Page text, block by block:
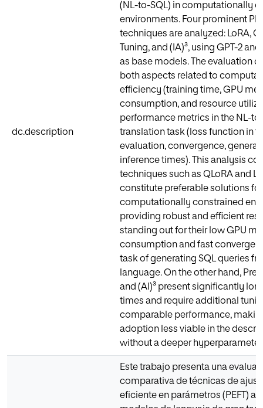
dc.description
(NL-to-SQL) in computationally
environments. Four prominent
techniques are analyzed: LoRA,
Tuning, and (IA)³, using GPT-2
as base models. The evaluation
both aspects related to
efficiency (training time, GPU
consumption, and resource
performance metrics in the NL-
translation task (loss function in
evaluation, convergence,
inference times). This analysis
techniques such as QLoRA and
constitute preferable solutions for
computationally constrained
providing robust and efficient
standing out for their low GPU
consumption and fast
task of generating SQL queries
language. On the other hand,
and (AI)³ present significantly
times and require additional
comparable performance,
adoption less viable in the
without a deeper
Este trabajo presenta una
comparativa de técnicas de
eficiente en parámetros (PEFT)